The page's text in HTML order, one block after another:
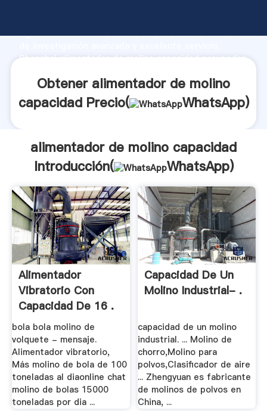
Agarrando fuerte capacidad de producción, fuerza
Shanghai alimentador de molino capacidad proveedor
Obtener alimentador de molino
capacidad Precio(
WhatsApp)
alimentador de molino capacidad
Introducción(
WhatsApp)
Alimentador
Vibratorio Con
Capacidad De 16 .
bola bola molino de
volquete - mensaje.
Alimentador vibratorio,
Más molino de bola de 100
toneladas al diaonline chat
molino de bolas 15000
toneladas por dia ...
Capacidad De Un
Molino Industrial- .
capacidad de un molino
industrial. ... Molino de
chorro,Molino para
polvos,Clasificador de aire
... Zhengyuan es fabricante
de molinos de polvos en
China, ...